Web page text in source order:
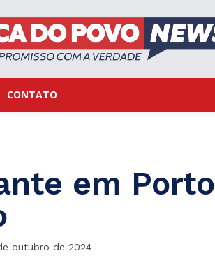
CONTATO
em Porto
outubro de 2024